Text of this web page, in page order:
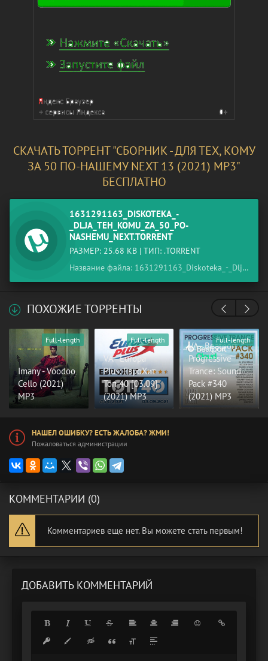
СКАЧАТЬ ТОРРЕНТ "СБОРНИК - ДЛЯ ТЕХ, КОМУ
ЗА 50 ПО-НАШЕМУ NEXT 13 (2021) MP3"
БЕСПЛАТНО
1631291163_DISKOTEKA_-
_DLJA_TEH_KOMU_ZA_50_PO-
NASHEMU_NEXT.TORRENT
РАЗМЕР: 25.68 KB | ТИП: .TORRENT
Название файла: 1631291163_Diskoteka_-_Dlja_teh_komu_za_50_po-nashemu_next.torrent
ПОХОЖИЕ ТОРРЕНТЫ
Imany - Voodoo
Cello (2021)
MP3
Full-length
VA - Europa
Plus: ЕвроХит
Топ 40 [03.09]
(2021) MP3
Full-length
VA - Beatport
Progressive
Trance: Sound
Pack #340
(2021) MP3
Full-length
НАШЕЛ ОШИБКУ? ЕСТЬ ЖАЛОБА? ЖМИ!
Пожаловаться администрации
КОММЕНТАРИИ (0)
Комментариев еще нет. Вы можете стать первым!
ДОБАВИТЬ КОММЕНТАРИЙ